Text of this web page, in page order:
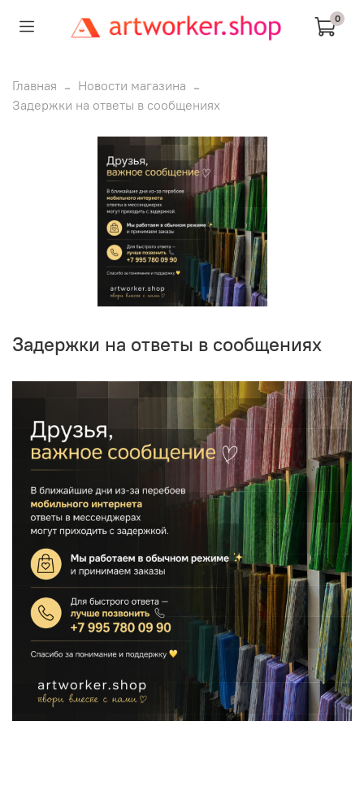
0
Главная
Новости магазина
Задержки на ответы в сообщениях
Задержки на ответы в сообщениях